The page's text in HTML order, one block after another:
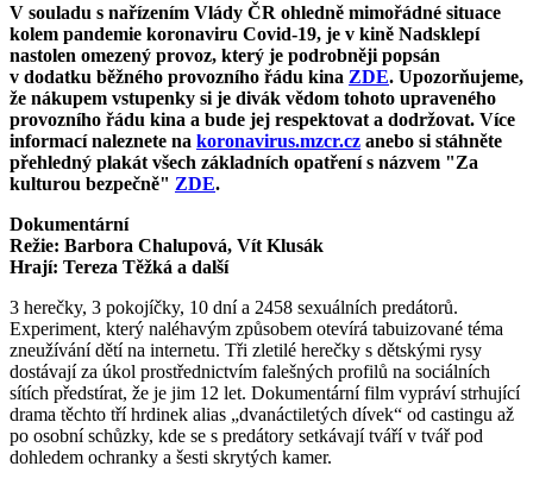
V souladu s nařízením Vlády ČR ohledně mimořádné situace
kolem pandemie koronaviru Covid-19, je v kině Nadsklepí
nastolen omezený provoz, který je podrobněji popsán
v dodatku běžného provozního řádu kina ZDE. Upozorňujeme,
že nákupem vstupenky si je divák vědom tohoto upraveného
provozního řádu kina a bude jej respektovat a dodržovat. Více
informací naleznete na koronavirus.mzcr.cz anebo si stáhněte
přehledný plakát všech základních opatření s názvem "Za
kulturou bezpečně" ZDE.
Dokumentární
Režie: Barbora Chalupová, Vít Klusák
Hrají: Tereza Těžká a další
3 herečky, 3 pokojíčky, 10 dní a 2458 sexuálních predátorů.
Experiment, který naléhavým způsobem otevírá tabuizované téma
zneužívání dětí na internetu. Tři zletilé herečky s dětskými rysy
dostávají za úkol prostřednictvím falešných profilů na sociálních
sítích předstírat, že je jim 12 let. Dokumentární film vypráví strhující
drama těchto tří hrdinek alias „dvanáctiletých dívek“ od castingu až
po osobní schůzky, kde se s predátory setkávají tváří v tvář pod
dohledem ochranky a šesti skrytých kamer.